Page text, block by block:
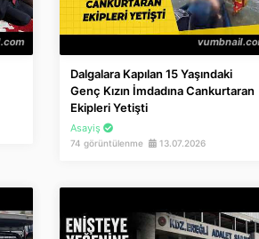
Dalgalara Kapılan 15 Yaşındaki
Genç Kızın İmdadına Cankurtaran
Ekipleri Yetişti
Asayiş
74 görüntülenme 13.07.2026